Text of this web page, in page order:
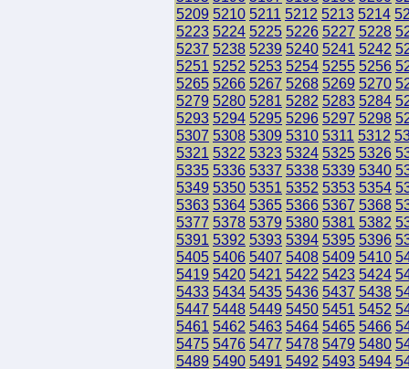
5209 5210 5211 5212 5213 5214
5223 5224 5225 5226 5227 5228
5237 5238 5239 5240 5241 5242
5251 5252 5253 5254 5255 5256
5265 5266 5267 5268 5269 5270
5279 5280 5281 5282 5283 5284
5293 5294 5295 5296 5297 5298
5307 5308 5309 5310 5311 5312
5321 5322 5323 5324 5325 5326
5335 5336 5337 5338 5339 5340
5349 5350 5351 5352 5353 5354
5363 5364 5365 5366 5367 5368
5377 5378 5379 5380 5381 5382
5391 5392 5393 5394 5395 5396
5405 5406 5407 5408 5409 5410
5419 5420 5421 5422 5423 5424
5433 5434 5435 5436 5437 5438
5447 5448 5449 5450 5451 5452
5461 5462 5463 5464 5465 5466
5475 5476 5477 5478 5479 5480
5489 5490 5491 5492 5493 5494